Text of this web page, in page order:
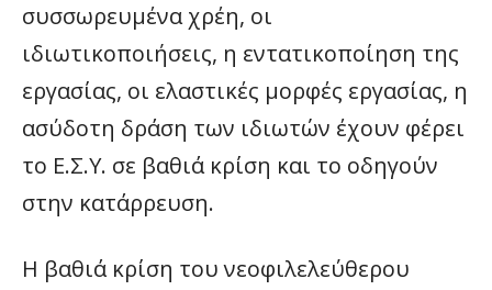
συσσωρευμένα χρέη, οι
ιδιωτικοποιήσεις, η εντατικοποίηση της
εργασίας, οι ελαστικές μορφές εργασίας, η
ασύδοτη δράση των ιδιωτών έχουν φέρει
το Ε.Σ.Υ. σε βαθιά κρίση και το οδηγούν
στην κατάρρευση.
Η βαθιά κρίση του νεοφιλελεύθερου